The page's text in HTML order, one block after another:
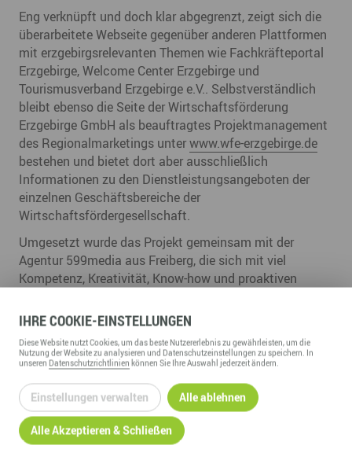
Eng verknüpft und doch klar abgegrenzt, zeigt sich die
überarbeitete Webseite gegenüber anderen Plattformen
mit erzgebirgsrelevanten Themen wie Fachkräfteportal
Erzgebirge, Welcome Center Erzgebirge und
Tourismusverband Erzgebirge e.V.. Selbstverständlich
bleibt ebenso die Seite der Wirtschaftsförderung
Erzgebirge GmbH als beauftragtes Projektmanagement
des Regionalmarketings unterwww.wfe-erzgebirge.de
bestehen und bietet dort aber ausschließlich
Informationen zu den Dienstleistungsangeboten der
einzelnen Geschäftsbereiche der
Wirtschaftsfördergesellschaft.
Umgesetzt wurde das Projekt gemeinsam mit der
Agentur 599media aus Freiberg, die sich mit viel
Kompetenz, Kreativität, Know-how und proaktiven
besonderer Dank gilt zudem den zahlreichen Partnern,
der Region unterstützt und so die bunte Vielfalt des
Erzgebirges sichtbar gemacht haben“, so Schalling.
08.08.2018
IHRECOOKIE-EINSTELLUNGEN
DieseWebsitenutzt Cookies, um das beste Nutzererlebnis zu gewährleisten, um die
Nutzung derWebsitezu analysieren und Datenschutzeinstellungen zu speichern. In
unseren Datenschutzrichtlinien können Sie Ihre Auswahl jederzeit ändern.
Einstellungen verwalten Alle ablehnen
Alle Akzeptieren & Schließen